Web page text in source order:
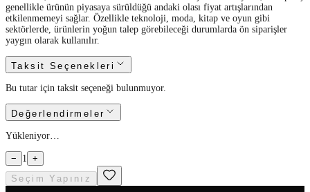
genellikle ürünün piyasaya sürüldüğü andaki olası fiyat artışlarından
etkilenmemeyi sağlar. Özellikle teknoloji, moda, kitap ve oyun gibi
sektörlerde, ürünlerin yoğun talep görebileceği durumlarda ön siparişler
yaygın olarak kullanılır.
Taksit Seçenekleri
Bu tutar için taksit seçeneği bulunmuyor.
Değerlendirmeler
Yükleniyor…
− 1 +
Seçim Yapınız